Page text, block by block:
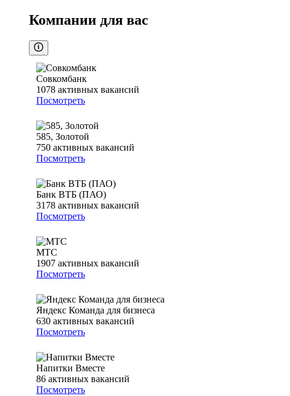
Компании для вас
Совкомбанк
1078 активных вакансий
Посмотреть
585, Золотой
750 активных вакансий
Посмотреть
Банк ВТБ (ПАО)
3178 активных вакансий
Посмотреть
МТС
1907 активных вакансий
Посмотреть
Яндекс Команда для бизнеса
630 активных вакансий
Посмотреть
Напитки Вместе
86 активных вакансий
Посмотреть